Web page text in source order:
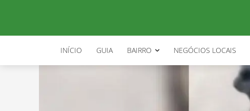
INÍCIO GUIA BAIRRO NEGÓCIOS LOCAIS